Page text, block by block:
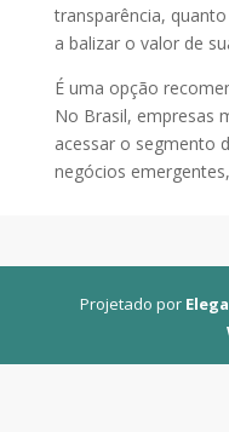
transparência,
a balizar o valor de
É uma opção
No Brasil, empresas
acessar o segmento
negócios
Projetado por